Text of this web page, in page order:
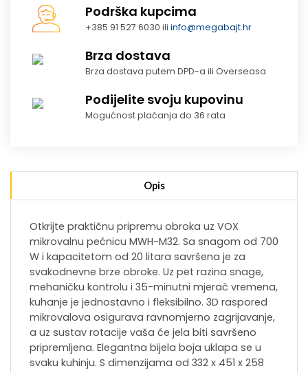
Podrška kupcima
+385 91 527 6030 iliinfo@megabajt.hr
Brza dostava
Brza dostava putem DPD-a ili Overseasa
Podijelite svoju kupovinu
Mogućnost plaćanja do 36 rata
Opis
Otkrijte praktičnu pripremu obroka uz VOX
mikrovalnu pećnicu MWH-M32. Sa snagom od 700
W i kapacitetom od 20 litara savršena je za
svakodnevne brze obroke. Uz pet razina snage,
mehaničku kontrolu i 35-minutni mjerač vremena,
kuhanje je jednostavno i fleksibilno. 3D raspored
mikrovalova osigurava ravnomjerno zagrijavanje,
a uz sustav rotacije vaša će jela biti savršeno
pripremljena. Elegantna bijela boja uklapa se u
svaku kuhinju. S dimenzijama od 332 x 451 x 258